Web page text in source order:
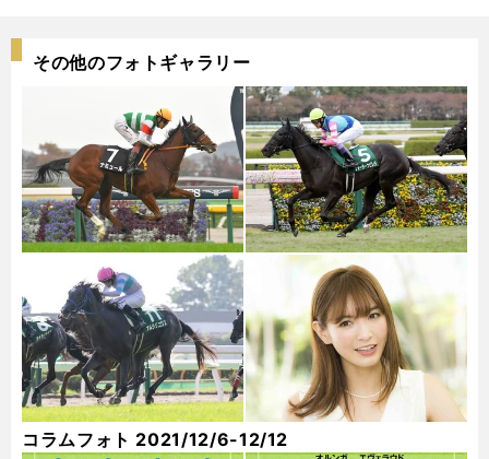
その他のフォトギャラリー
コラムフォト 2021/12/6-12/12